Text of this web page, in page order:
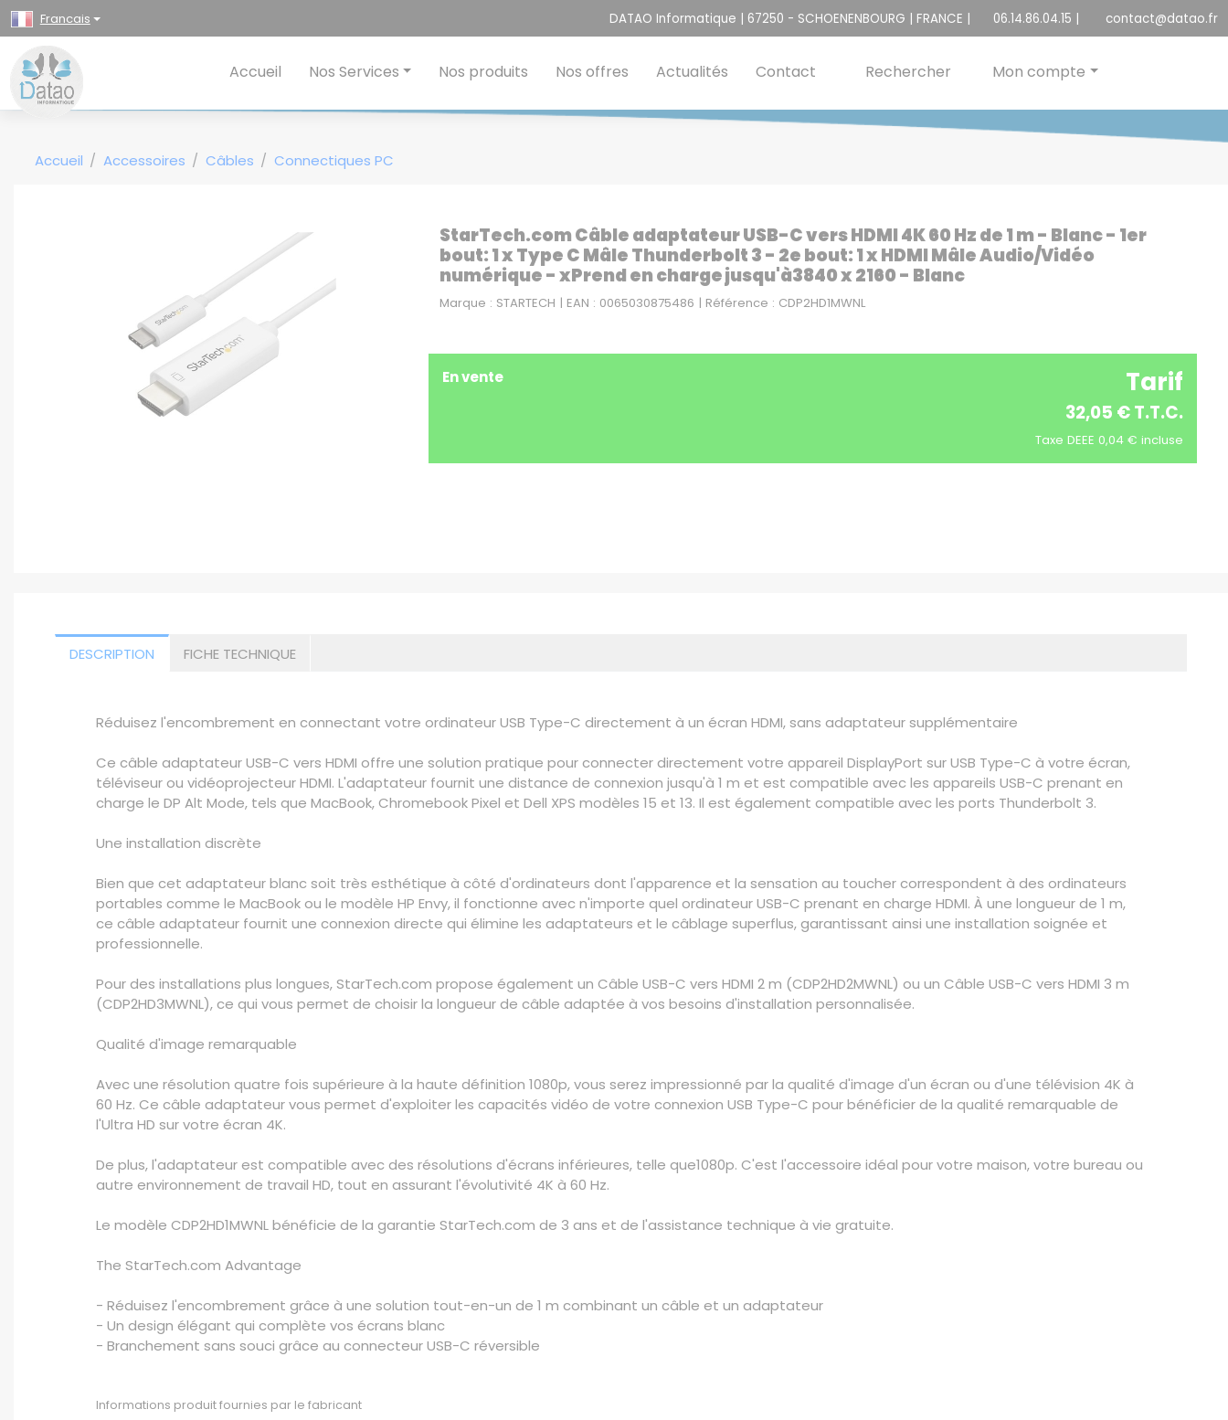
Francais DATAO Informatique | 67250 - SCHOENENBOURG | FRANCE | 06.14.86.04.15 | contact@datao.fr
Accueil Nos Services Nos produits Nos offres Actualités Contact Rechercher Mon compte
Accueil Accessoires Câbles Connectiques PC
StarTech.com Câble adaptateur USB-C vers HDMI 4K 60 Hz de 1 m - Blanc - 1er
bout: 1 x Type C Mâle Thunderbolt 3 - 2e bout: 1 x HDMI Mâle Audio/Vidéo
numérique - xPrend en charge jusqu'à3840 x 2160 - Blanc
Marque : STARTECH | EAN : 0065030875486 | Référence : CDP2HD1MWNL
En vente Tarif
32,05 € T.T.C.
Taxe DEEE 0,04 € incluse
DESCRIPTION FICHE TECHNIQUE
Réduisez l'encombrement en connectant votre ordinateur USB Type-C directement à un écran HDMI, sans adaptateur supplémentaire
Ce câble adaptateur USB-C vers HDMI offre une solution pratique pour connecter directement votre appareil DisplayPort sur USB Type-C à votre écran,
téléviseur ou vidéoprojecteur HDMI. L'adaptateur fournit une distance de connexion jusqu'à 1 m et est compatible avec les appareils USB-C prenant en
charge le DP Alt Mode, tels que MacBook, Chromebook Pixel et Dell XPS modèles 15 et 13. Il est également compatible avec les ports Thunderbolt 3.
Une installation discrète
Bien que cet adaptateur blanc soit très esthétique à côté d'ordinateurs dont l'apparence et la sensation au toucher correspondent à des ordinateurs
portables comme le MacBook ou le modèle HP Envy, il fonctionne avec n'importe quel ordinateur USB-C prenant en charge HDMI. À une longueur de 1 m,
ce câble adaptateur fournit une connexion directe qui élimine les adaptateurs et le câblage superflus, garantissant ainsi une installation soignée et
professionnelle.
Pour des installations plus longues, StarTech.com propose également un Câble USB-C vers HDMI 2 m (CDP2HD2MWNL) ou un Câble USB-C vers HDMI 3 m
(CDP2HD3MWNL), ce qui vous permet de choisir la longueur de câble adaptée à vos besoins d'installation personnalisée.
Qualité d'image remarquable
Avec une résolution quatre fois supérieure à la haute définition 1080p, vous serez impressionné par la qualité d'image d'un écran ou d'une télévision 4K à
60 Hz. Ce câble adaptateur vous permet d'exploiter les capacités vidéo de votre connexion USB Type-C pour bénéficier de la qualité remarquable de
l'Ultra HD sur votre écran 4K.
De plus, l'adaptateur est compatible avec des résolutions d'écrans inférieures, telle que1080p. C'est l'accessoire idéal pour votre maison, votre bureau ou
autre environnement de travail HD, tout en assurant l'évolutivité 4K à 60 Hz.
Le modèle CDP2HD1MWNL bénéficie de la garantie StarTech.com de 3 ans et de l'assistance technique à vie gratuite.
The StarTech.com Advantage
- Réduisez l'encombrement grâce à une solution tout-en-un de 1 m combinant un câble et un adaptateur
- Un design élégant qui complète vos écrans blanc
- Branchement sans souci grâce au connecteur USB-C réversible
Informations produit fournies par le fabricant
Panneau de gestion des cookies